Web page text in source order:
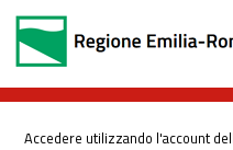
Accedere utilizzando l'account